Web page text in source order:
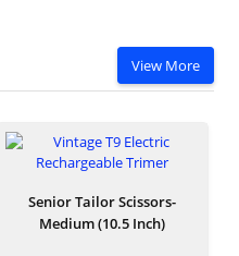
View More
Senior Tailor Scissors-
Medium (10.5 Inch)